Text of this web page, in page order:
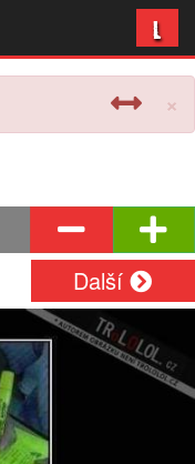
L
×
Další